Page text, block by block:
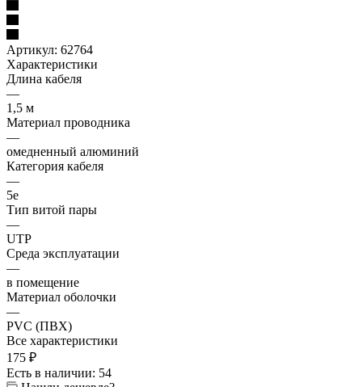
Артикул: 62764
Характеристики
Длина кабеля
—
1,5 м
Материал проводника
—
омедненный алюминий
Категория кабеля
—
5e
Тип витой пары
—
UTP
Среда эксплуатации
—
в помещение
Материал оболочки
—
PVC (ПВХ)
Все характеристики
175 ₽
Есть в наличии: 54